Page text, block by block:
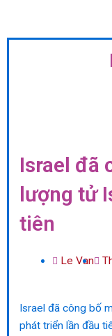
Israel đã
lượng tử
tiên
Le Van
Israel đã công bố
phát triển lần đầu